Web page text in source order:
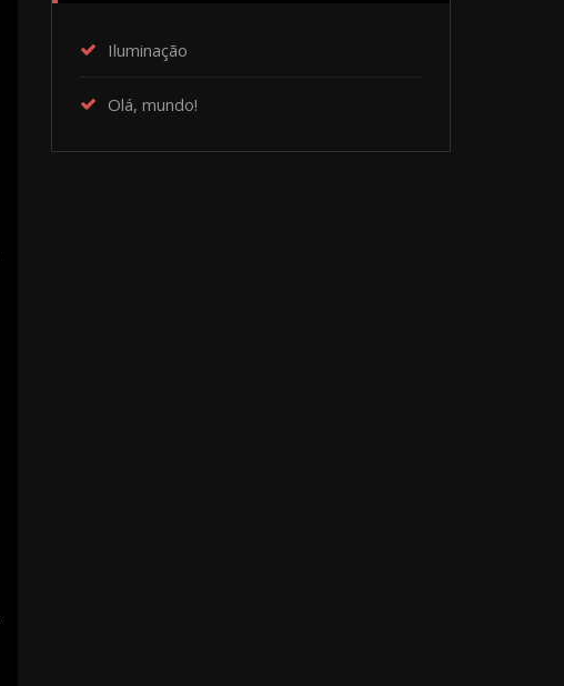
Iluminação
Olá, mundo!